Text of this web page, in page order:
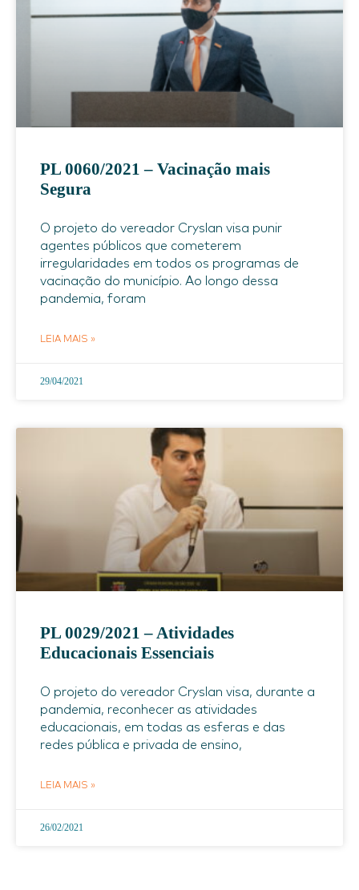
PL 0060/2021 – Vacinação mais
Segura
O projeto do vereador Cryslan visa punir
agentes públicos que cometerem
irregularidades em todos os programas de
vacinação do município. Ao longo dessa
pandemia, foram
LEIA MAIS »
29/04/2021
PL 0029/2021 – Atividades
Educacionais Essenciais
O projeto do vereador Cryslan visa, durante a
pandemia, reconhecer as atividades
educacionais, em todas as esferas e das
redes pública e privada de ensino,
LEIA MAIS »
26/02/2021